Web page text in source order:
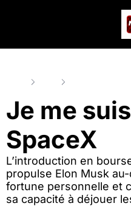
Je me
SpaceX
L’introduction en
propulse Elon Musk
fortune personnelle et
sa capacité à déjouer